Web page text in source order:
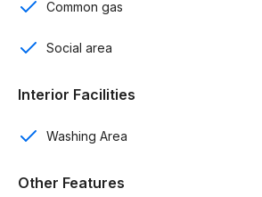
Amenidades:
Piscina
Área social
Terminaciones:
Common gas
Social area
Interior Facilities
Washing Area
Other Features